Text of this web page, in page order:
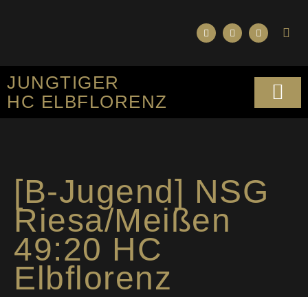
JUNGTIGER
HC ELBFLORENZ
[B-Jugend] NSG
Riesa/Meißen
49:20 HC
Elbflorenz